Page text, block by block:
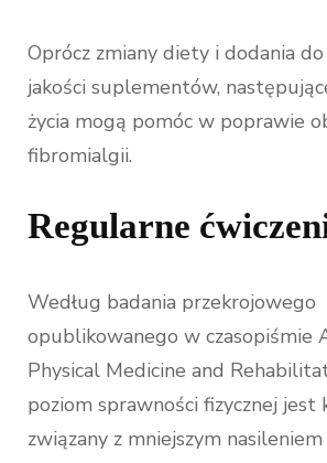
Oprócz zmiany diety i dodania
jakości suplementów,
życia mogą pomóc w poprawie
fibromialgii.
Regularne
Według badania przekrojowego
opublikowanego w czasopiśmie
Physical Medicine and
poziom sprawności fizycznej jest
związany z mniejszym